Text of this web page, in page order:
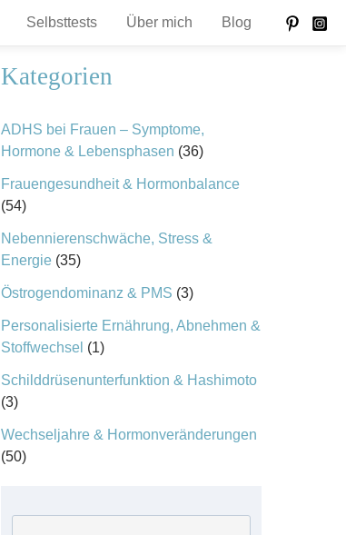
Selbsttests Über mich Blog
Kategorien
ADHS bei Frauen – Symptome,
Hormone & Lebensphasen (36)
Frauengesundheit & Hormonbalance
(54)
Nebennierenschwäche, Stress &
Energie (35)
Östrogendominanz & PMS (3)
Personalisierte Ernährung, Abnehmen &
Stoffwechsel (1)
Schilddrüsenunterfunktion & Hashimoto
(3)
Wechseljahre & Hormonveränderungen
(50)